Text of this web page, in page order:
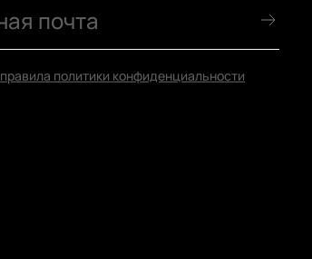
правила политики конфиденциальности